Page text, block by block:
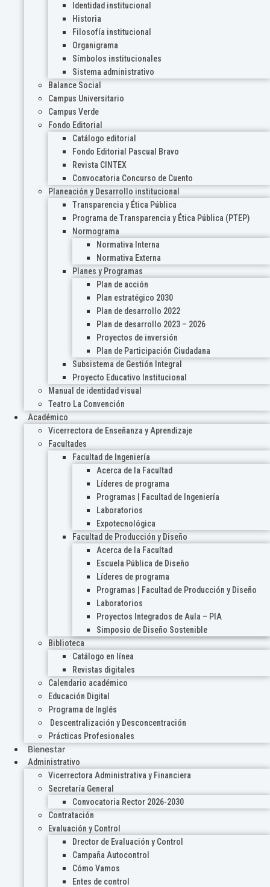
Identidad institucional
Historia
Filosofía institucional
Organigrama
Símbolos institucionales
Sistema administrativo
Balance Social
Campus Universitario
Campus Verde
Fondo Editorial
Catálogo editorial
Fondo Editorial Pascual Bravo
Revista CINTEX
Convocatoria Concurso de Cuento
Planeación y Desarrollo institucional
Transparencia y Ética Pública
Programa de Transparencia y Ética Pública (PTEP)
Normograma
Normativa Interna
Normativa Externa
Planes y Programas
Plan de acción
Plan estratégico 2030
Plan de desarrollo 2022
Plan de desarrollo 2023 – 2026
Proyectos de inversión
Plan de Participación Ciudadana
Subsistema de Gestión Integral
Proyecto Educativo Institucional
Manual de identidad visual
Teatro La Convención
Académico
Vicerrectora de Enseñanza y Aprendizaje
Facultades
Facultad de Ingeniería
Acerca de la Facultad
Líderes de programa
Programas | Facultad de Ingeniería
Laboratorios
Expotecnológica
Facultad de Producción y Diseño
Acerca de la Facultad
Escuela Pública de Diseño
Líderes de programa
Programas | Facultad de Producción y Diseño
Laboratorios
Proyectos Integrados de Aula – PIA
Simposio de Diseño Sostenible
Biblioteca
Catálogo en línea
Revistas digitales
Calendario académico
Educación Digital
Programa de Inglés
Descentralización y Desconcentración
Prácticas Profesionales
Bienestar
Administrativo
Vicerrectora Administrativa y Financiera
Secretaría General
Convocatoria Rector 2026-2030
Contratación
Evaluación y Control
Drector de Evaluación y Control
Campaña Autocontrol
Cómo Vamos
Entes de control